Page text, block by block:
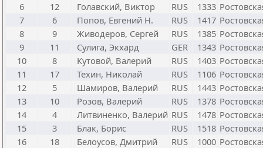
6
12 Голавский, Виктор RUS 1333
7
6 Попов, Евгений Н. RUS 1417
8
9 Живодеров, Сергей RUS 1385
9
11 Сулига, Экхард GER 1343
10
8 Кутовой, Валерий RUS 1403
11
17 Техин, Николай RUS 1106
12
5 Шамиров, Валерий RUS 1443
13
10 Розов, Валерий RUS 1378
14
4 Литвиненко, Валерий RUS 1478
15
3 Блак, Борис RUS 1518
16
18 Белоусов, Дмитрий RUS 1000